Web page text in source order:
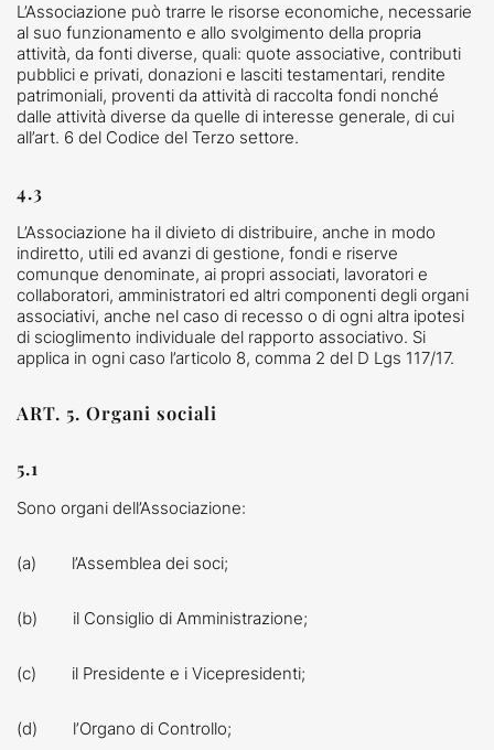
L’Associazione può trarre le risorse economiche, necessarie
al suo funzionamento e allo svolgimento della propria
attività, da fonti diverse, quali: quote associative, contributi
pubblici e privati, donazioni e lasciti testamentari, rendite
patrimoniali, proventi da attività di raccolta fondi nonché
dalle attività diverse da quelle di interesse generale, di cui
all’art. 6 del Codice del Terzo settore.
4.3
L’Associazione ha il divieto di distribuire, anche in modo
indiretto, utili ed avanzi di gestione, fondi e riserve
comunque denominate, ai propri associati, lavoratori e
collaboratori, amministratori ed altri componenti degli organi
associativi, anche nel caso di recesso o di ogni altra ipotesi
di scioglimento individuale del rapporto associativo. Si
applica in ogni caso l’articolo 8, comma 2 del D Lgs 117/17.
ART. 5. Organi sociali
5.1
Sono organi dell’Associazione:
(a) l’Assemblea dei soci;
(b) il Consiglio di Amministrazione;
(c) il Presidente e i Vicepresidenti;
(d) l’Organo di Controllo;